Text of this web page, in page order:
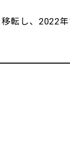
転し、2022